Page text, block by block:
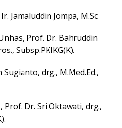
Jamaluddin Jompa, M.Sc.
Prof. Dr. Bahruddin
Subsp.PKIKG(K).
Sugianto, drg., M.Med.Ed.,
Prof. Dr. Sri Oktawati, drg.,